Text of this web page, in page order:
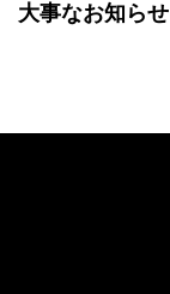
大事なお知らせ